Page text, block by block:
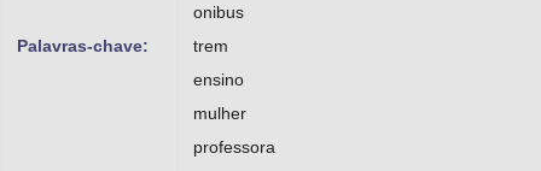
Palavras-chave:
onibus
trem
ensino
mulher
professora